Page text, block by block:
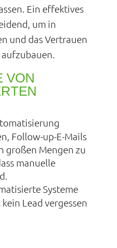
Ein effektives
um in
und das Vertrauen
VON
Follow-up-E-Mails
großen Mengen zu
manuelle
Systeme
Lead vergessen